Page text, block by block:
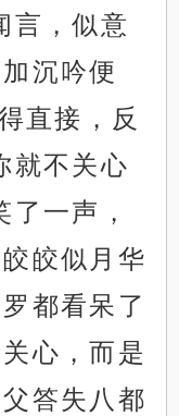
言，似意
沉吟便
直接，反
就不关心
一声，
皎似月华
都看呆了
心，而是
答失八都